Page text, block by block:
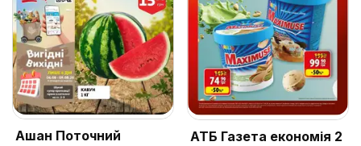
Ашан Поточний
АТБ Газета економія 2